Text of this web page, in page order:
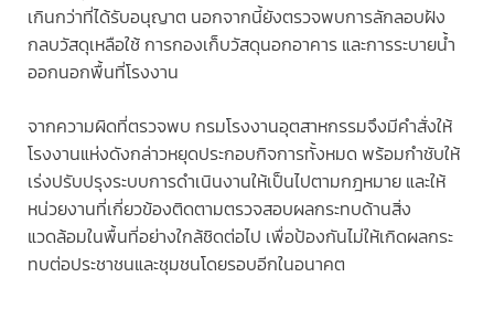
เกินกว่าที่ได้รับอนุญาต นอกจากนี้ยังตรวจพบการลักลอบฝัง
กลบวัสดุเหลือใช้ การกองเก็บวัสดุนอกอาคาร และการระบายน้ำ
ออกนอกพื้นที่โรงงาน
จากความผิดที่ตรวจพบ กรมโรงงานอุตสาหกรรมจึงมีคำสั่งให้
โรงงานแห่งดังกล่าวหยุดประกอบกิจการทั้งหมด พร้อมกำชับให้
เร่งปรับปรุงระบบการดำเนินงานให้เป็นไปตามกฎหมาย และให้
หน่วยงานที่เกี่ยวข้องติดตามตรวจสอบผลกระทบด้านสิ่ง
แวดล้อมในพื้นที่อย่างใกล้ชิดต่อไป เพื่อป้องกันไม่ให้เกิดผลกระ
ทบต่อประชาชนและชุมชนโดยรอบอีกในอนาคต